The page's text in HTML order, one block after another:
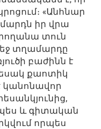
«Անհնար
իր վրա
տուն
տղամարդը
բաժինն է
քաոտիկ
կանոնավոր
և գիտական
որպես